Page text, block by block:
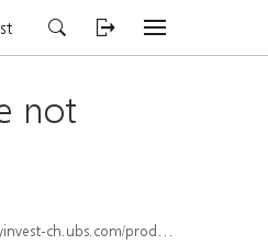
not
produkt/detail/index/isin/CH1572305931